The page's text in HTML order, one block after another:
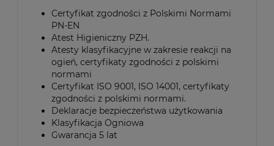
Certyfikat zgodności z Polskimi Normami
PN-EN
Atest Higieniczny PZH.
Atesty klasyfikacyjne w zakresie reakcji na
ogień, certyfikaty zgodności z polskimi
normami
Certyfikat ISO 9001, ISO 14001, certyfikaty
zgodności z polskimi normami.
Deklaracje bezpieczeństwa użytkowania
Klasyfikacja Ogniowa
Gwarancja 5 lat